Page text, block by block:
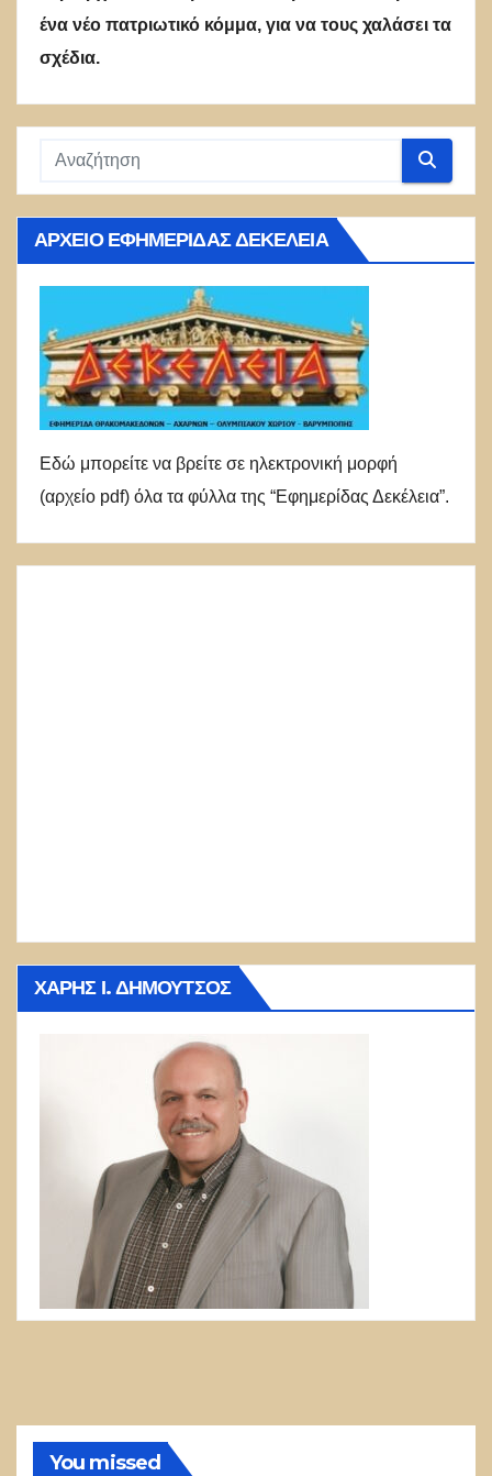
ένα νέο πατριωτικό κόμμα, για να τους χαλάσει τα
σχέδια.
ΑΡΧΕΊΟ ΕΦΗΜΕΡΊΔΑΣ ΔΕΚΈΛΕΙΑ
Εδώ μπορείτε να βρείτε σε ηλεκτρονική μορφή
(αρχείο pdf) όλα τα φύλλα της “Εφημερίδας Δεκέλεια”.
ΧΆΡΗΣ Ι. ΔΗΜΟΎΤΣΟΣ
You missed